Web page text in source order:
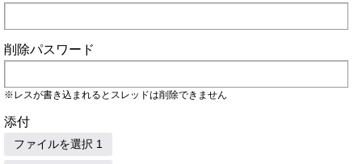
削除パスワード
※レスが書き込まれるとスレッドは削除できません
添付
ファイルを選択 1